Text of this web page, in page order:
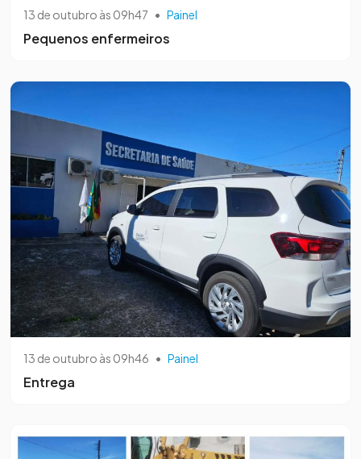
13 de outubro às 09h47 • Painel
Pequenos enfermeiros
13 de outubro às 09h46 • Painel
Entrega